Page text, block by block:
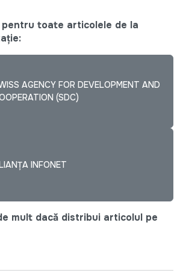
pentru toate articolele de la
AGENCY FOR DEVELOPMENT AND
(SDC)
INFONET
mult dacă distribui articolul pe